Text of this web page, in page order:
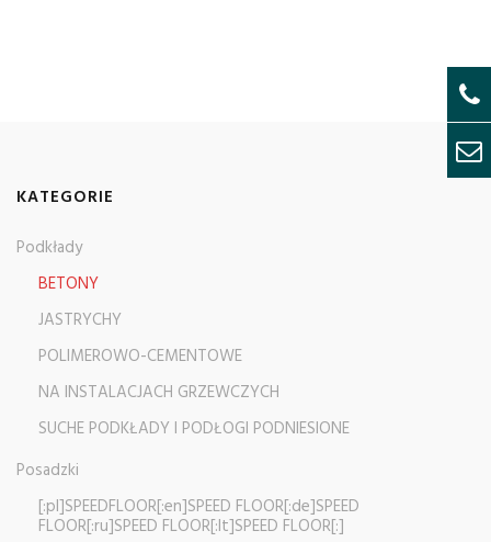
KATEGORIE
Podkłady
BETONY
JASTRYCHY
POLIMEROWO-CEMENTOWE
NA INSTALACJACH GRZEWCZYCH
SUCHE PODKŁADY I PODŁOGI PODNIESIONE
Posadzki
[:pl]SPEEDFLOOR[:en]SPEED FLOOR[:de]SPEED
FLOOR[:ru]SPEED FLOOR[:lt]SPEED FLOOR[:]